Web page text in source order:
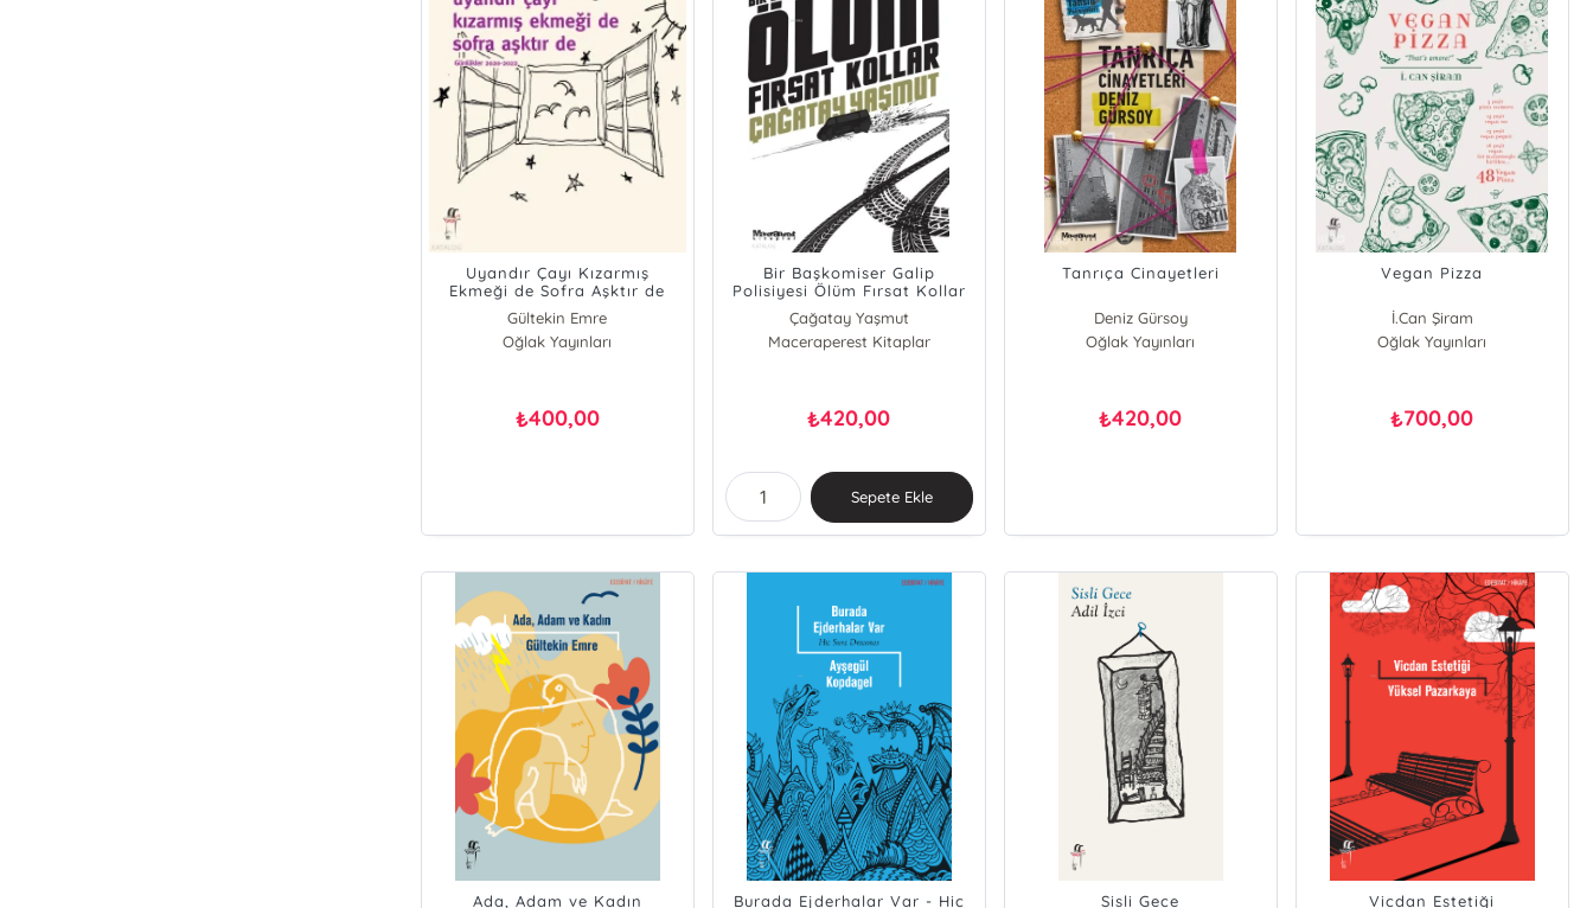
Uyandır Çayı Kızarmış
Ekmeği de Sofra Aşktır de
Gültekin Emre
Oğlak Yayınları
₺400,00
Bir Başkomiser Galip
Polisiyesi Ölüm Fırsat Kollar
Çağatay Yaşmut
Maceraperest Kitaplar
₺420,00
Sepete Ekle
Tanrıça Cinayetleri
Deniz Gürsoy
Oğlak Yayınları
₺420,00
Vegan Pizza
İ.Can Şiram
Oğlak Yayınları
₺700,00
Ada, Adam ve Kadın Burada Ejderhalar Var - Hic Sisli Gece Vicdan Estetiği